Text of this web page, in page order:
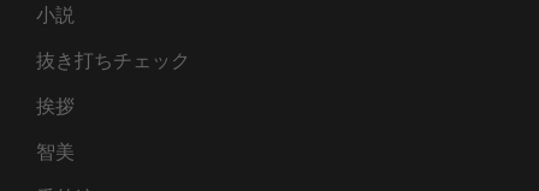
小説
抜き打ちチェック
挨拶
智美